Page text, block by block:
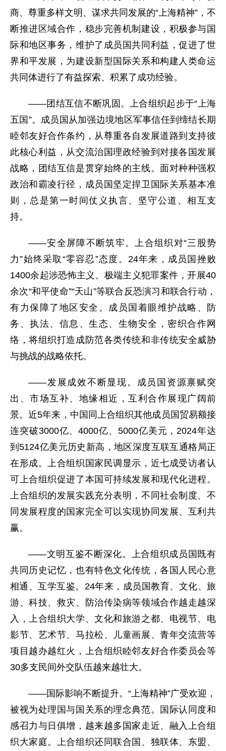
商、尊重多样文明、谋求共同发展的“上海精神”，不
断推进区域合作，稳步完善机制建设，积极参与国
际和地区事务，维护了成员国共同利益，促进了世
界和平发展，为建设新型国际关系和构建人类命运
共同体进行了有益探索、积累了成功经验。
——团结互信不断巩固。上合组织起步于“上海
五国”。成员国从加强边境地区军事信任到缔结长期
睦邻友好合作条约，从尊重各自发展道路到支持彼
此核心利益，从交流治国理政经验到对接各国发展
战略，团结互信是贯穿始终的主线。面对种种强权
政治和霸凌行径，成员国坚定捍卫国际关系基本准
则，总是第一时间仗义执言、坚守公道、相互支
持。
——安全屏障不断筑牢。上合组织对“三股势
力”始终采取“零容忍”态度。24年来，成员国挫败
1400余起涉恐怖主义、极端主义犯罪案件，开展40
余次“和平使命”“天山”等联合反恐演习和联合行动，
有力保障了地区安全。成员国着眼维护战略、防
务、执法、信息、生态、生物安全，密织合作网
络，将组织打造成防范各类传统和非传统安全威胁
与挑战的战略依托。
——发展成效不断显现。成员国资源禀赋突
出、市场互补、地缘相近，互利合作展现广阔前
景。近5年来，中国同上合组织其他成员国贸易额接
连突破3000亿、4000亿、5000亿美元，2024年达
到5124亿美元历史新高，地区深度互联互通格局正
在形成。上合组织国家民调显示，近七成受访者认
可上合组织促进了本国可持续发展和现代化进程。
上合组织的发展实践充分表明，不同社会制度、不
同发展程度的国家完全可以实现协同发展、互利共
赢。
——文明互鉴不断深化。上合组织成员国既有
共同历史记忆，也有特色文化传统，各国人民心意
相通、互学互鉴。24年来，成员国教育、文化、旅
游、科技、救灾、防治传染病等领域合作越走越深
入，上合组织大学、文化和旅游之都、电视节、电
影节、艺术节、马拉松、儿童画展、青年交流营等
项目越办越红火，上合组织睦邻友好合作委员会等
30多支民间外交队伍越来越壮大。
——国际影响不断提升。“上海精神”广受欢迎，
被视为处理国与国关系的理念典范。国际认同度和
感召力与日俱增，越来越多国家走近、融入上合组
织大家庭。上合组织还同联合国、独联体、东盟、